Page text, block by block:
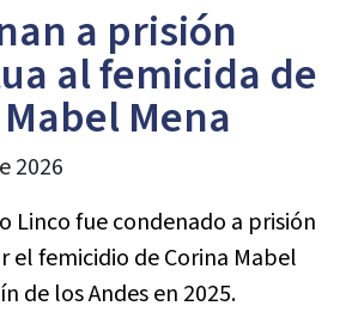
a prisión
al femicida de
Mena
2026
Linco fue condenado a prisión
el femicidio de Corina Mabel
de los Andes en 2025.